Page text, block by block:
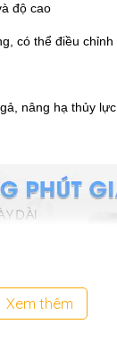
độ cao
có thể điều chỉnh
nâng hạ thủy lực
Xem thêm